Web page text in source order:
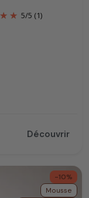
5/5 (1)
Découvrir
-10%
Mousse